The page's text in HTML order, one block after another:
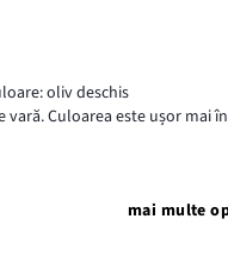
oliv deschis
Culoarea este ușor mai
mai multe